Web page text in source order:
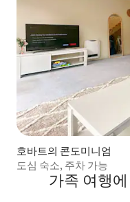
호바트의 콘도미니엄
도심 숙소, 주차 가능
가족 여행